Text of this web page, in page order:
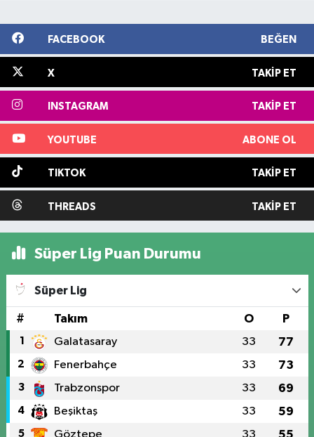
FACEBOOK BEĞEN
X TAKIP ET
INSTAGRAM TAKIP ET
YOUTUBE ABONE OL
TIKTOK TAKIP ET
THREADS TAKIP ET
Süper Lig Puan Durumu
Süper Lig
# Takım O P
1 Galatasaray 33 77
2 Fenerbahçe 33 73
3 Trabzonspor 33 69
4 Beşiktaş 33 59
5